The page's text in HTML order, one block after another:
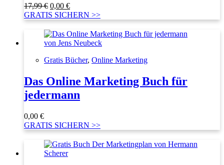
17,99€ Ursprünglicher
Preis
war:
17,99 €
0,00 €Aktueller
Preis
ist:
0,00 €.
GRATIS SICHERN >>
Gratis Bücher, Online Marketing
Das Online Marketing Buch für
jedermann
0,00 €
GRATIS SICHERN >>